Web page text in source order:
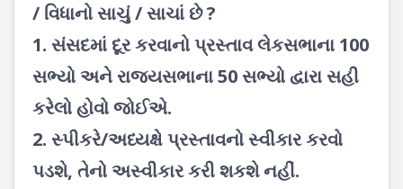
/ વિધાનો સાચું / સાચાં છે ?
1. સંસદમાં દૂર કરવાનો પ્રસ્તાવ લેકસભાના 100
સભ્યો અને રાજ્યસભાના 50 સભ્યો દ્વારા સહી
કરેલો હોવો જોઈએ.
2. સ્પીકરે/અધ્યક્ષે પ્રસ્તાવનો સ્વીકાર કરવો
પડશે, તેનો અસ્વીકાર કરી શકશે નહીં.